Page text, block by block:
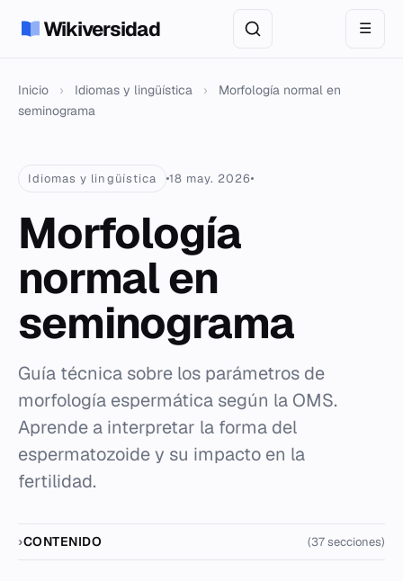
Wikiversidad ☰
Inicio › Idiomas y lingüística ›
Morfología normal en
seminograma
Idiomas y lingüística 18 may. 2026
Morfología
normal en
seminograma
Guía técnica sobre los parámetros de
morfología espermática según la OMS.
Aprende a interpretar la forma del
espermatozoide y su impacto en la
fertilidad.
CONTENIDO (37 secciones)